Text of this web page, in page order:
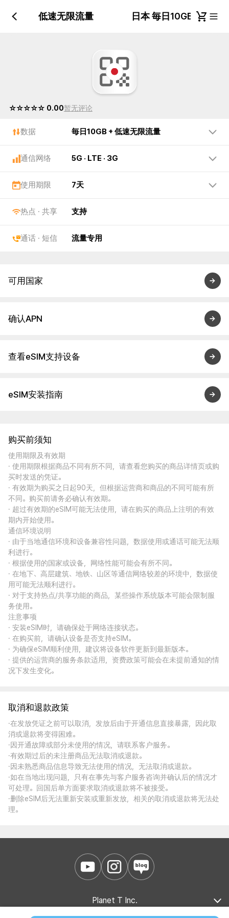
10GB + 低速无限流量 日本 毎日10GB + 低
☆☆☆☆☆ 0.00暂无评论
数据 毎日10GB + 低速无限流量
通信网络 5G · LTE · 3G
使用期限 7天
热点 · 共享 支持
通话 · 短信 流量专用
可用国家
确认APN
查看eSIM支持设备
eSIM安装指南
购买前须知
使用期限及有效期
· 使用期限根据商品不同有所不同，请查看您购买的商品详情页或购
买时发送的凭证。
· 有效期为购买之日起90天，但根据运营商和商品的不同可能有所
不同。购买前请务必确认有效期。
· 超过有效期的eSIM可能无法使用，请在购买的商品上注明的有效
期内开始使用。
通信环境说明
· 由于当地通信环境和设备兼容性问题，数据使用或通话可能无法顺
利进行。
· 根据使用的国家或设备，网络性能可能会有所不同。
· 在地下、高层建筑、地铁、山区等通信网络较差的环境中，数据使
用可能无法顺利进行。
· 对于支持热点/共享功能的商品，某些操作系统版本可能会限制服
务使用。
注意事项
· 安装eSIM时，请确保处于网络连接状态。
· 在购买前，请确认设备是否支持eSIM。
· 为确保eSIM顺利使用，建议将设备软件更新到最新版本。
· 提供的运营商的服务条款适用，资费政策可能会在未提前通知的情
况下发生变化。
取消和退款政策
·在发放凭证之前可以取消，发放后由于开通信息直接暴露，因此取
消或退款将变得困难。
·因开通故障或部分未使用的情况，请联系客户服务。
·有效期过后的未注册商品无法取消或退款。
·因未熟悉商品信息导致无法使用的情况，无法取消或退款。
·如在当地出现问题，只有在事先与客户服务咨询并确认后的情况才
可处理。回国后单方面要求取消或退款将不被接受。
·删除eSIM后无法重新安装或重新发放，相关的取消或退款将无法处
理。
Planet T Inc.